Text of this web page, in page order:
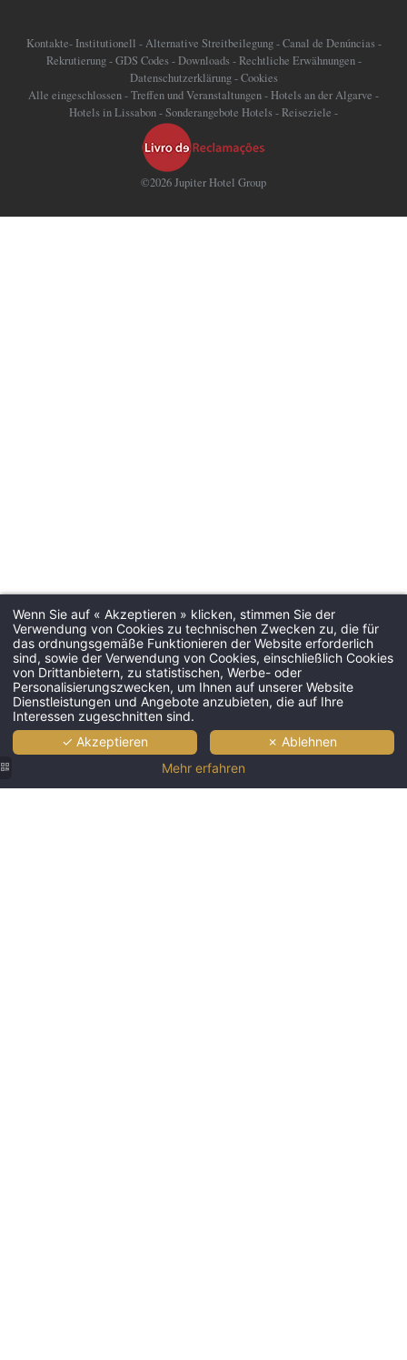
Kontakte- Institutionell -Alternative Streitbeilegung-Canal de Denúncias-
Rekrutierung-GDS Codes-Downloads-Rechtliche Erwähnungen-
Datenschutzerklärung-Cookies
Alle eingeschlossen-Treffen und Veranstaltungen- Hotels an der Algarve -
Hotels in Lissabon-Sonderangebote Hotels-Reiseziele -
©2026 Jupiter Hotel Group
Wenn Sie auf « Akzeptieren » klicken, stimmen Sie der
Verwendung von Cookies zu technischen Zwecken zu, die für
das ordnungsgemäße Funktionieren der Website erforderlich
sind, sowie der Verwendung von Cookies, einschließlich Cookies
von Drittanbietern, zu statistischen, Werbe- oder
Personalisierungszwecken, um Ihnen auf unserer Website
Dienstleistungen und Angebote anzubieten, die auf Ihre
Interessen zugeschnitten sind.
✓ Akzeptieren
✗ Ablehnen
Mehr erfahren